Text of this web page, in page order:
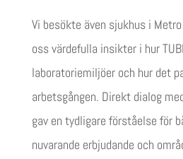
Vi besökte även sjukhus i
oss värdefulla insikter i hur
laboratoriemiljöer och hur det
arbetsgången. Direkt dialog
gav en tydligare förståelse för
nuvarande erbjudande och